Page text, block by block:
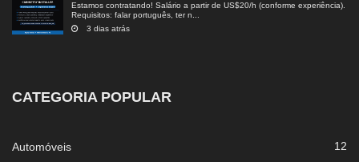
Estamos contratando! Salário a partir de US$20/h (conforme experiência).
Requisitos: falar português, ter n...
3 dias atrás
CATEGORIA POPULAR
Automóveis 12